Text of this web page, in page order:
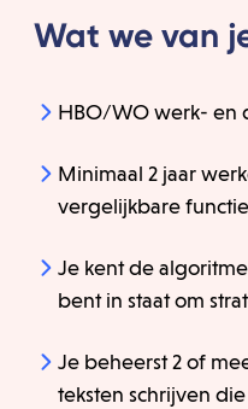
Wat we van
HBO/WO werk- en
Minimaal 2 jaar
vergelijkbare
Je kent de
bent in staat om
Je beheerst 2 of
teksten schrijven